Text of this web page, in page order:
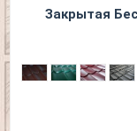
Закрытая